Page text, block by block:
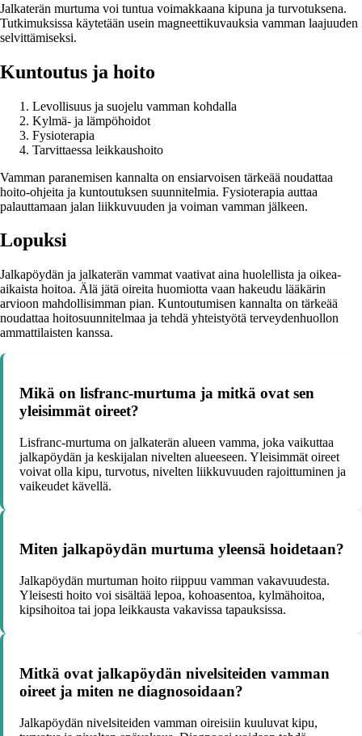
Jalkaterän murtuma voi tuntua voimakkaana kipuna ja turvotuksena.
Tutkimuksissa käytetään usein magneettikuvauksia vamman laajuuden
selvittämiseksi.
Kuntoutus ja hoito
Levollisuus ja suojelu vamman kohdalla
Kylmä- ja lämpöhoidot
Fysioterapia
Tarvittaessa leikkaushoito
Vamman paranemisen kannalta on ensiarvoisen tärkeää noudattaa
hoito-ohjeita ja kuntoutuksen suunnitelmia. Fysioterapia auttaa
palauttamaan jalan liikkuvuuden ja voiman vamman jälkeen.
Lopuksi
Jalkapöydän ja jalkaterän vammat vaativat aina huolellista ja oikea-
aikaista hoitoa. Älä jätä oireita huomiotta vaan hakeudu lääkärin
arvioon mahdollisimman pian. Kuntoutumisen kannalta on tärkeää
noudattaa hoitosuunnitelmaa ja tehdä yhteistyötä terveydenhuollon
ammattilaisten kanssa.
Mikä on lisfranc-murtuma ja mitkä ovat sen
yleisimmät oireet?
Lisfranc-murtuma on jalkaterän alueen vamma, joka vaikuttaa
jalkapöydän ja keskijalan nivelten alueeseen. Yleisimmät oireet
voivat olla kipu, turvotus, nivelten liikkuvuuden rajoittuminen ja
vaikeudet kävellä.
Miten jalkapöydän murtuma yleensä hoidetaan?
Jalkapöydän murtuman hoito riippuu vamman vakavuudesta.
Yleisesti hoito voi sisältää lepoa, kohoasentoa, kylmähoitoa,
kipsihoitoa tai jopa leikkausta vakavissa tapauksissa.
Mitkä ovat jalkapöydän nivelsiteiden vamman
oireet ja miten ne diagnosoidaan?
Jalkapöydän nivelsiteiden vamman oireisiin kuuluvat kipu,